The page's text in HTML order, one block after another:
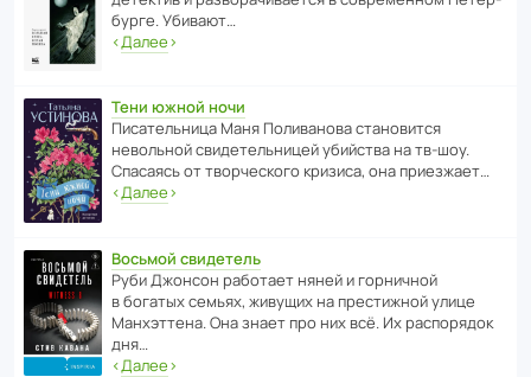
бурге. Убивают…
‹Далее›
Тени южной ночи
Писа­тель­ница Маня Поли­ва­нова стано­вится
невольной свиде­тель­ницей убийства на тв-шоу.
Спасаясь от твор­че­с­кого кризиса, она приезжает…
‹Далее›
Восьмой свидетель
Руби Джонсон рабо­тает няней и горни­чной
в богатых семьях, живущих на прес­ти­жной улице
Манх­эт­тена. Она знает про них всё. Их распо­рядок
дня…
‹Далее›